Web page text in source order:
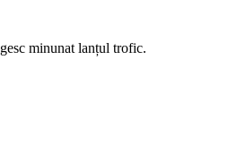
minunat lanțul trofic.